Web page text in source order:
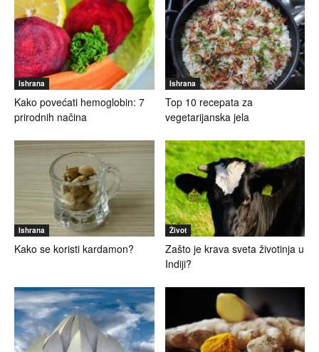
Ishrana
Kako povećati hemoglobin: 7
prirodnih načina
Ishrana
Top 10 recepata za
vegetarijanska jela
Ishrana
Kako se koristi kardamon?
Život
Zašto je krava sveta životinja u
Indiji?